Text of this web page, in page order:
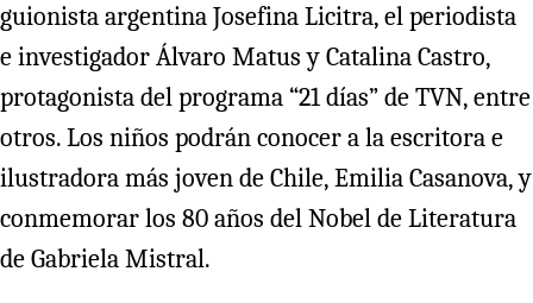
guionista argentina Josefina Licitra, el periodista
e investigador Álvaro Matus y Catalina Castro,
protagonista del programa “21 días” de TVN, entre
otros. Los niños podrán conocer a la escritora e
ilustradora más joven de Chile, Emilia Casanova, y
conmemorar los 80 años del Nobel de Literatura
de Gabriela Mistral.